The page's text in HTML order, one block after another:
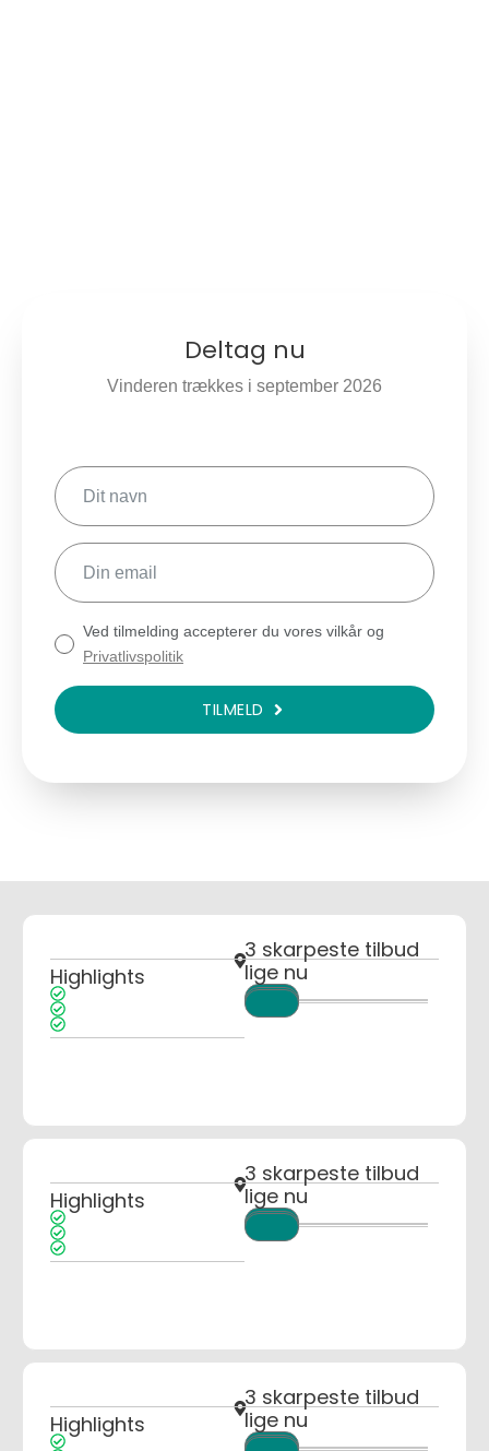
Deltag nu
Vinderen trækkes i september 2026
Ved tilmelding accepterer du vores vilkår og
Privatlivspolitik
TILMELD
Highlights
3 skarpeste tilbud
lige nu
Highlights
3 skarpeste tilbud
lige nu
Highlights
3 skarpeste tilbud
lige nu